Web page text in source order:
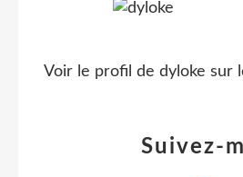
Suivez-
Voir le profil de dyloke sur